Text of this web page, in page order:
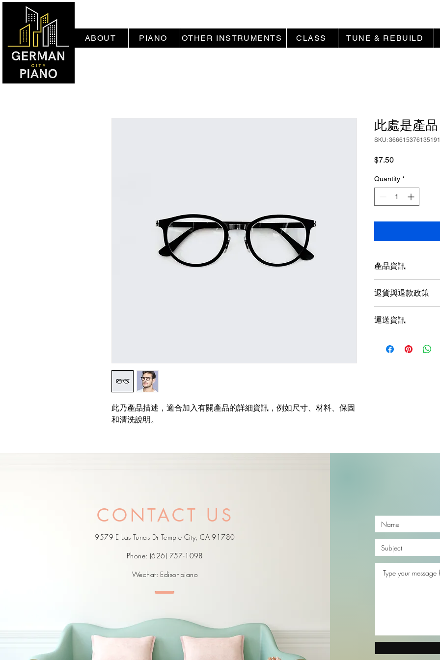
ABOUT PIANO OTHER INSTRUMENTS CLASS TUNE & REBUILD
此乃產品描述，適合加入有關產品的詳細資訊，例如尺寸、材料、保固
和清洗說明。
此處是產品
SKU: 366615376135191
$7.50Price
Quantity *
產品資訊
寸、材料、保固和清
品的獨特之處，以及
能在購買之前清楚了
客有信心和决心購買
退貨與退款政策
產品。撰寫政策時，
運送資訊
的資訊。撰寫政策時
CONTACT US
9579 E Las Tunas Dr Temple City, CA 91780
Phone: (626) 757-1098
Wechat: Edisonpiano